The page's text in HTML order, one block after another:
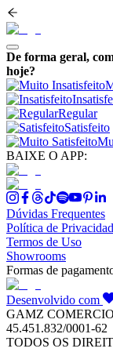
De forma geral,
hoje?
Regular
Satisfeito
BAIXE O APP:
Dúvidas Frequentes
Política de
Termos de Uso
Showrooms
Formas de
Desenvolvido com
GAMZ
45.451.832/0001-62
TODOS OS